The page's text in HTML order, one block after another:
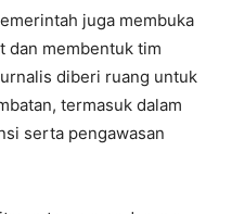
juga membuka
dan membentuk tim
diberi ruang untuk
termasuk dalam
serta pengawasan